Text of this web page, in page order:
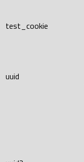
test_cookie
uuid